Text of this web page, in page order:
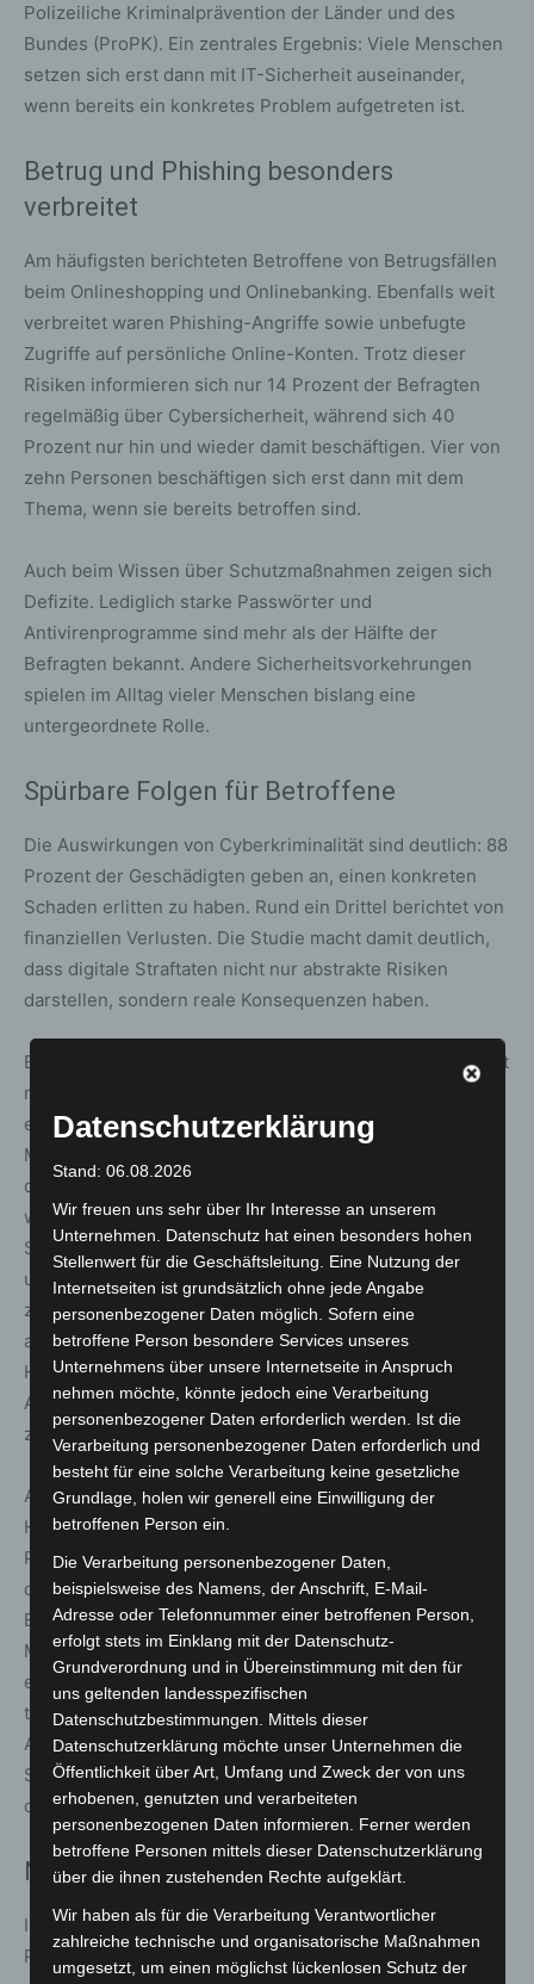
Polizeiliche Kriminalprävention der Länder und des
Bundes (ProPK). Ein zentrales Ergebnis: Viele Menschen
setzen sich erst dann mit IT-Sicherheit auseinander,
wenn bereits ein konkretes Problem aufgetreten ist.
Betrug und Phishing besonders
verbreitet
Am häufigsten berichteten Betroffene von Betrugsfällen
beim Onlineshopping und Onlinebanking. Ebenfalls weit
verbreitet waren Phishing-Angriffe sowie unbefugte
Zugriffe auf persönliche Online-Konten. Trotz dieser
Risiken informieren sich nur 14 Prozent der Befragten
regelmäßig über Cybersicherheit, während sich 40
Prozent nur hin und wieder damit beschäftigen. Vier von
zehn Personen beschäftigen sich erst dann mit dem
Thema, wenn sie bereits betroffen sind.
Auch beim Wissen über Schutzmaßnahmen zeigen sich
Defizite. Lediglich starke Passwörter und
Antivirenprogramme sind mehr als der Hälfte der
Befragten bekannt. Andere Sicherheitsvorkehrungen
spielen im Alltag vieler Menschen bislang eine
untergeordnete Rolle.
Spürbare Folgen für Betroffene
Die Auswirkungen von Cyberkriminalität sind deutlich: 88
Prozent der Geschädigten geben an, einen konkreten
Schaden erlitten zu haben. Rund ein Drittel berichtet von
finanziellen Verlusten. Die Studie macht damit deutlich,
dass digitale Straftaten nicht nur abstrakte Risiken
darstellen, sondern reale Konsequenzen haben.
BSI-Präsidentin Claudia Plattner betont: „Cybersicherheit
muss im Alltag von Verbraucherinnen und Verbrauchern
einfacher, präsenter und verständlicher werden. Viele
Menschen wollen sich sicher online bewegen, brauchen
dafür aber niedrigschwellige Informationen. Diese liefern
wir – etwa indem wir Anleitungen für
Sicherheitsmaßnahmen im digitalen Alltag bereitstellen
und Lehrkräfte befähigen, das Thema in ihren Unterricht
zu holen. Zugleich dürfen wir die Verantwortung nicht
allein bei den Nutzerinnen und Nutzern abladen:
Hersteller und Anbieter digitaler Geräte und
Anwendungen müssen sichere Produkte und Dienste
zum Standard machen.“
Auch die Polizei sieht Handlungsbedarf. Dr. Stefanie
Hinz, Landespolizeipräsidentin und Vorsitzende des
ProPK, erklärt: „Cyberkriminalität ist längst in der Mitte
der Gesellschaft angekommen – sei es durch gefälschte
E-Mails oder Betrug beim Einkauf im Internet. Um den
Methoden der Täterinnen und Täter den Boden zu
entziehen, macht die Polizei deren Vorgehensweisen
transparent. Das Zusammenspiel aus Prävention,
Aufklärung und entschlossenem Vorgehen der
Strafverfolgungsbehörden trägt entscheidend dazu bei,
den digitalen Raum sicherer zu machen.“
Neue Hilfsangebote für den Ernstfall
Im Rahmen ihrer Zusammenarbeit erweitern BSI und
ProPK ihr Unterstützungsangebot. Ergänzend zu den
Datenschutzerklärung
Stand: 06.08.2026
Wir freuen uns sehr über Ihr Interesse an unserem
Unternehmen. Datenschutz hat einen besonders hohen
Stellenwert für die Geschäftsleitung. Eine Nutzung der
Internetseiten ist grundsätzlich ohne jede Angabe
personenbezogener Daten möglich. Sofern eine
betroffene Person besondere Services unseres
Unternehmens über unsere Internetseite in Anspruch
nehmen möchte, könnte jedoch eine Verarbeitung
personenbezogener Daten erforderlich werden. Ist die
Verarbeitung personenbezogener Daten erforderlich und
besteht für eine solche Verarbeitung keine gesetzliche
Grundlage, holen wir generell eine Einwilligung der
betroffenen Person ein.
Die Verarbeitung personenbezogener Daten,
beispielsweise des Namens, der Anschrift, E-Mail-
Adresse oder Telefonnummer einer betroffenen Person,
erfolgt stets im Einklang mit der Datenschutz-
Grundverordnung und in Übereinstimmung mit den für
uns geltenden landesspezifischen
Datenschutzbestimmungen. Mittels dieser
Datenschutzerklärung möchte unser Unternehmen die
Öffentlichkeit über Art, Umfang und Zweck der von uns
erhobenen, genutzten und verarbeiteten
personenbezogenen Daten informieren. Ferner werden
betroffene Personen mittels dieser Datenschutzerklärung
über die ihnen zustehenden Rechte aufgeklärt.
Wir haben als für die Verarbeitung Verantwortlicher
zahlreiche technische und organisatorische Maßnahmen
umgesetzt, um einen möglichst lückenlosen Schutz der